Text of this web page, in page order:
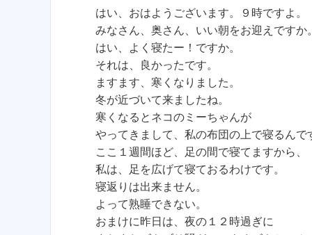
はい、おはようございます。９時ですよ。
みなさん、奥さん、いい朝をお迎えですか
はい、よく寝たー！ですか。
それは、良かったです。
ますます、寒くなりました。
冬が近づいて来ましたね。
寒くなるとネコのミーちゃんが
やってきまして、私の布団の上で寝るんで
ここ１週間ほど、足の間で寝てますから、
私は、足を広げて寝ておるわけです。
寝返りは出来ません。
よって熟睡できない。
おまけに昨日は、夜の１２時過ぎに